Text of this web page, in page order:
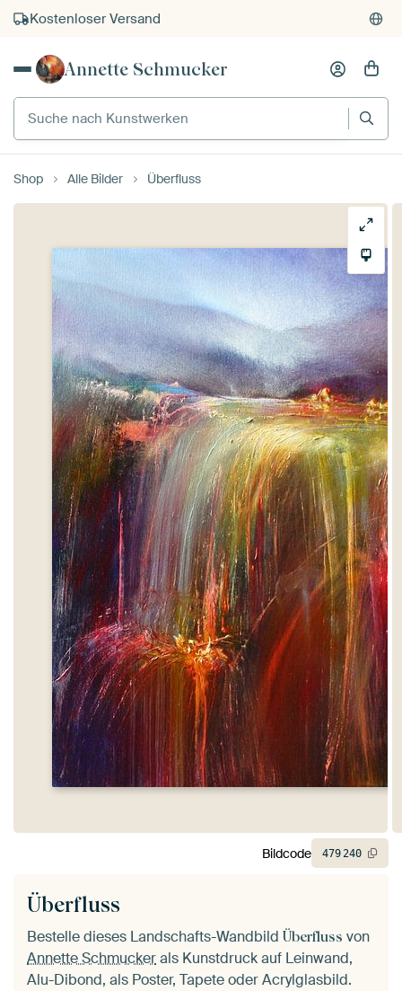
Kauf auf Rechnung
Individueller Druck auf Bestellung
Annette Schmucker
Suche nach Kunstwerken
Shop Alle Bilder Überfluss
Überfluss
Bestelle dieses Landschafts-Wandbild Überfluss von
Annette Schmuckerals Kunstdruck auf Leinwand,
Alu-Dibond, als Poster, Tapete oder Acrylglasbild.
Bildcode 479240